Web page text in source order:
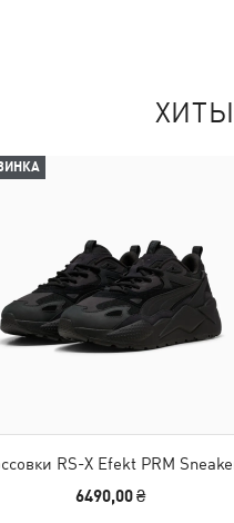
RS-X Efekt PRM
6490,00 ₴